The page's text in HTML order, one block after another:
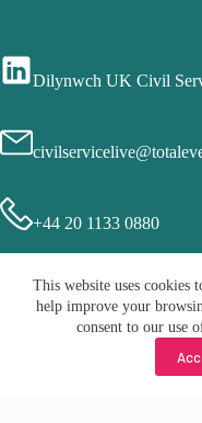
This website uses cookies
help improve your
consent to our use
Dilynwch UK Civil
+44 20 1133 0880